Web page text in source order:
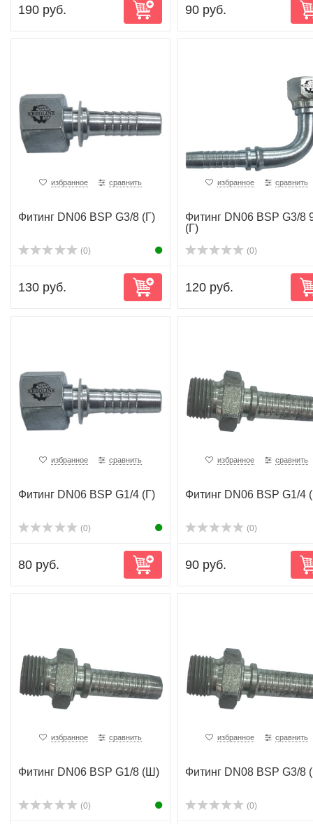
190 руб. 90 руб.
избранное сравнить
Фитинг DN06 BSP G3/8 (Г)
(0)
130 руб.
избранное сравнить
Фитинг DN06 BSP G3/8
(Г)
(0)
120 руб.
избранное сравнить
Фитинг DN06 BSP G1/4 (Г)
(0)
80 руб.
избранное сравнить
Фитинг DN06 BSP G1/4
(0)
90 руб.
избранное сравнить
Фитинг DN06 BSP G1/8 (Ш)
(0)
избранное сравнить
Фитинг DN08 BSP G3/8
(0)